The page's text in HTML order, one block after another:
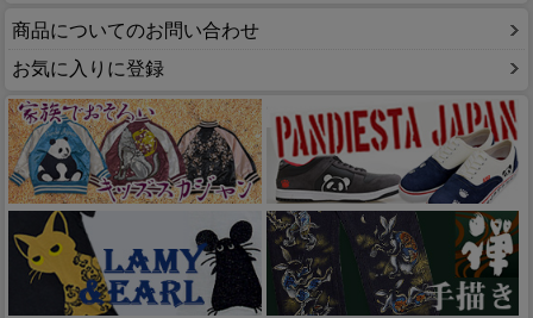
商品についてのお問い合わせ
お気に入りに登録